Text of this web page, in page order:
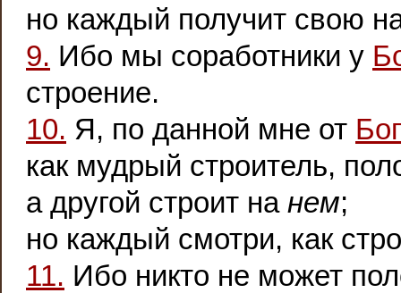
но каждый получит свою
9. Ибо мы соработники у
строение.
10. Я, по данной мне от
как мудрый строитель,
а другой строит на нем;
но каждый смотри, как
11. Ибо никто не может